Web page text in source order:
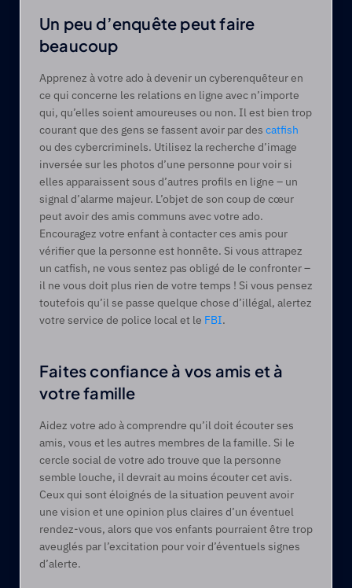
Un peu d’enquête peut faire
beaucoup
Apprenez à votre ado à devenir un cyberenquêteur en
ce qui concerne les relations en ligne avec n’importe
qui, qu’elles soient amoureuses ou non. Il est bien trop
courant que des gens se fassent avoir par des catfish
ou des cybercriminels. Utilisez la recherche d’image
inversée sur les photos d’une personne pour voir si
elles apparaissent sous d’autres profils en ligne – un
signal d’alarme majeur. L’objet de son coup de cœur
peut avoir des amis communs avec votre ado.
Encouragez votre enfant à contacter ces amis pour
vérifier que la personne est honnête. Si vous attrapez
un catfish, ne vous sentez pas obligé de le confronter –
il ne vous doit plus rien de votre temps ! Si vous pensez
toutefois qu’il se passe quelque chose d’illégal, alertez
votre service de police local et le FBI.
Faites confiance à vos amis et à
votre famille
Aidez votre ado à comprendre qu’il doit écouter ses
amis, vous et les autres membres de la famille. Si le
cercle social de votre ado trouve que la personne
semble louche, il devrait au moins écouter cet avis.
Ceux qui sont éloignés de la situation peuvent avoir
une vision et une opinion plus claires d’un éventuel
rendez-vous, alors que vos enfants pourraient être trop
aveuglés par l’excitation pour voir d’éventuels signes
d’alerte.